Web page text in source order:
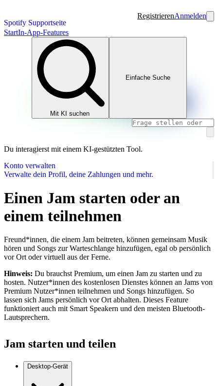
Spotify Supportseite
RegistrierenAnmelden
StartIn-App-Features
Mit KI suchen
Einfache Suche
Du interagierst mit einem KI-gestützten Tool.
Konto verwalten
Verwalte dein Profil, deine Zahlungen und mehr.
Einen Jam starten oder an
einem teilnehmen
Freund*innen, die einem Jam beitreten, können gemeinsam Musik
hören und Songs zur Warteschlange hinzufügen, egal ob persönlich
vor Ort oder virtuell aus der Ferne.
Hinweis: Du brauchst Premium, um einen Jam zu starten und zu
hosten. Nutzer*innen des kostenlosen Dienstes können an Jams von
Premium Nutzer*innen teilnehmen und Songs hinzufügen. So
lassen sich Jams persönlich vor Ort abhalten. Dieses Feature
funktioniert auch mit Smart Speakern und den meisten Bluetooth-
Lautsprechern.
Jam starten und teilen
Desktop-Gerät